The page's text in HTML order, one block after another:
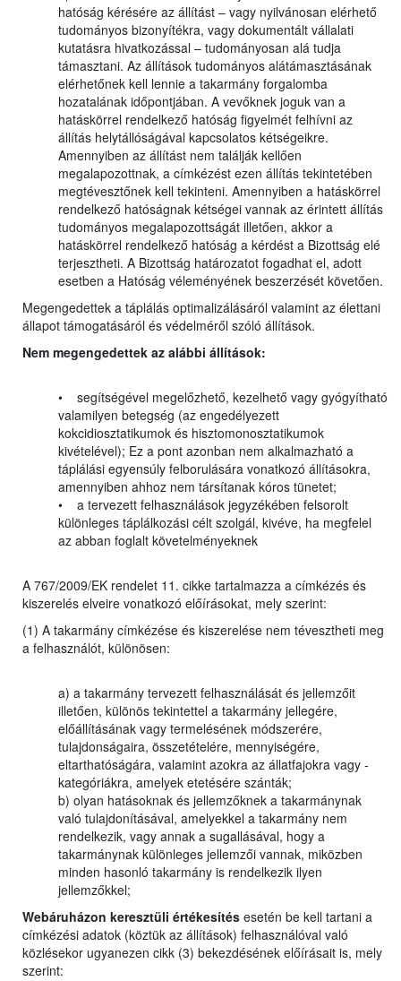
hatóság kérésére az állítást – vagy nyilvánosan elérhető
tudományos bizonyítékra, vagy dokumentált vállalati
kutatásra hivatkozással – tudományosan alá tudja
támasztani. Az állítások tudományos alátámasztásának
elérhetőnek kell lennie a takarmány forgalomba
hozatalának időpontjában. A vevőknek joguk van a
hatáskörrel rendelkező hatóság figyelmét felhívni az
állítás helytállóságával kapcsolatos kétségeikre.
Amennyiben az állítást nem találják kellően
megalapozottnak, a címkézést ezen állítás tekintetében
megtévesztőnek kell tekinteni. Amennyiben a hatáskörrel
rendelkező hatóságnak kétségei vannak az érintett állítás
tudományos megalapozottságát illetően, akkor a
hatáskörrel rendelkező hatóság a kérdést a Bizottság elé
terjesztheti. A Bizottság határozatot fogadhat el, adott
esetben a Hatóság véleményének beszerzését követően.
Megengedettek a táplálás optimalizálásáról valamint az élettani
állapot támogatásáról és védelméről szóló állítások.
Nem megengedettek az alábbi állítások:
• segítségével megelőzhető, kezelhető vagy gyógyítható
valamilyen betegség (az engedélyezett
kokcidiosztatikumok és hisztomonosztatikumok
kivételével); Ez a pont azonban nem alkalmazható a
táplálási egyensúly felborulására vonatkozó állításokra,
amennyiben ahhoz nem társítanak kóros tünetet;
• a tervezett felhasználások jegyzékében felsorolt
különleges táplálkozási célt szolgál, kivéve, ha megfelel
az abban foglalt követelményeknek
A 767/2009/EK rendelet 11. cikke tartalmazza a címkézés és
kiszerelés elveire vonatkozó előírásokat, mely szerint:
(1) A takarmány címkézése és kiszerelése nem tévesztheti meg
a felhasználót, különösen:
a) a takarmány tervezett felhasználását és jellemzőit
illetően, különös tekintettel a takarmány jellegére,
előállításának vagy termelésének módszerére,
tulajdonságaira, összetételére, mennyiségére,
eltarthatóságára, valamint azokra az állatfajokra vagy -
kategóriákra, amelyek etetésére szánták;
b) olyan hatásoknak és jellemzőknek a takarmánynak
való tulajdonításával, amelyekkel a takarmány nem
rendelkezik, vagy annak a sugallásával, hogy a
takarmánynak különleges jellemzői vannak, miközben
minden hasonló takarmány is rendelkezik ilyen
jellemzőkkel;
Webáruházon keresztüli értékesítés esetén be kell tartani a
címkézési adatok (köztük az állítások) felhasználóval való
közlésekor ugyanezen cikk (3) bekezdésének előírásait is, mely
szerint: